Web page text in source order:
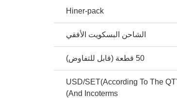
Hiner-pack
الشاحن البسكويت الأفقي
50 قطعة (قابل للتفاوض)
30~38 USD/SET(According To The
And Incoterms)